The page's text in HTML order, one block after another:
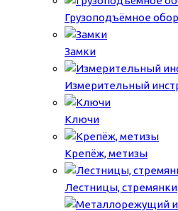
Грузоподъёмное
Замки
Измерительный
Ключи
Крепёж, метизы
Лестницы, стремянки